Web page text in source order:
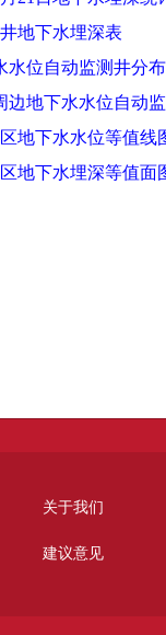
地下水埋深表
水位自动监测井分
边地下水水位自动
地下水水位等值线
地下水埋深等值面
关于我们
建议意见